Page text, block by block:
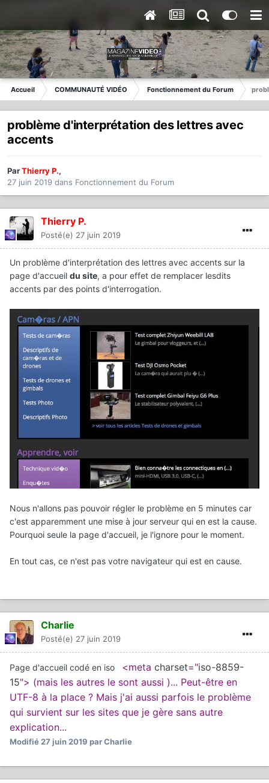
Accueil COMMUNAUTÉ VIDÉO Fonctionnement du Forum
problème d'interprétation des lettres avec
accents
ParThierry P.,
27 juin 2019 dans Fonctionnement du Forum
Thierry P.
Posté(e) 27 juin 2019
Un problème d'interprétation des lettres avec accents sur la
page d'accueil du site, a pour effet de remplacer lesdits
accents par des points d'interrogation.
Nous n'allons pas pouvoir régler le problème en 5 minutes car
c'est apparemment une mise à jour serveur qui en est la cause.
Pourquoi seule la page d'accueil, je l'ignore pour le moment.
En tout cas, ce n'est pas votre navigateur qui est en cause.
Charlie
Posté(e) 27 juin 2019
Page d'accueil codé en iso <meta charset="iso-8859-
15"> (mais les autres le sont aussi )... Peut-être en
UTF-8 à la place ? Mais j'ai aussi parfois le problème
qui survient sur les sites que je gère sans autre
explication...
Modifié27 juin 2019 par Charlie